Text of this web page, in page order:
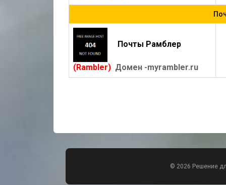
Почты Рамблер
(Rambler) Домен -myrambler.ru
© 2026 Решение